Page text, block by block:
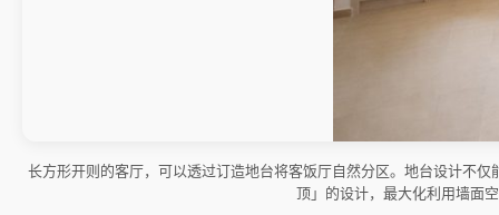
长方形开则的客厅，可以透过订造地台将客饭厅自然分区。地台设计不
顶」的设计，最大化利用墙面